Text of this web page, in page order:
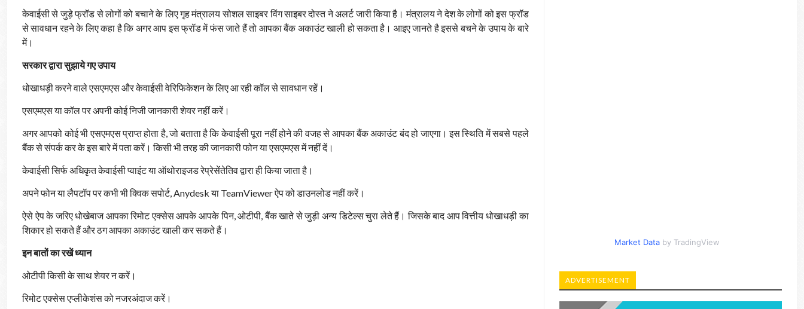
केवाईसी से जुड़े फ्रॉड से लोगों को बचाने के लिए गृह मंत्रालय सोशल साइबर विंग साइबर दोस्त ने अलर्ट जारी किया है। मंत्रालय ने देश के लोगों को इस फ्रॉड
से सावधान रहने के लिए कहा है कि अगर आप इस फ्रॉड में फंस जाते हैं तो आपका बैंक अकाउंट खाली हो सकता है। आइए जानते है इससे बचने के उपाय के बारे
में।
सरकार द्वारा सुझाये गए उपाय
धोखाधड़ी करने वाले एसएमएस और केवाईसी वेरिफिकेशन के लिए आ रही कॉल से सावधान रहें।
एसएमएस या कॉल पर अपनी कोई निजी जानकारी शेयर नहीं करें।
अगर आपको कोई भी एसएमएस प्राप्त होता है, जो बताता है कि केवाईसी पूरा नहीं होने की वजह से आपका बैंक अकाउंट बंद हो जाएगा। इस स्थिति में सबसे पहले
बैंक से संपर्क कर के इस बारे में पता करें। किसी भी तरह की जानकारी फोन या एसएमएस में नहीं दें।
केवाईसी सिर्फ अधिकृत केवाईसी प्वाइंट या ऑथोराइजड रेप्रेसेंतेतिव द्वारा ही किया जाता है।
अपने फोन या लैपटॉप पर कभी भी क्विक सपोर्ट, Anydesk या TeamViewer ऐप को डाउनलोड नहीं करें।
ऐसे ऐप के जरिए धोखेबाज आपका रिमोट एक्सेस आपके आपके पिन, ओटीपी, बैंक खाते से जुड़ी अन्य डिटेल्स चुरा लेते हैं। जिसके बाद आप वित्तीय धोखाधड़ी का
शिकार हो सकते हैं और ठग आपका अकाउंट खाली कर सकते हैं।
इन बातों का रखें ध्यान
ओटीपी किसी के साथ शेयर न करें।
रिमोट एक्सेस एप्लीकेशंस को नजरअंदाज करें।
Market Databy TradingView
ADVERTISEMENT